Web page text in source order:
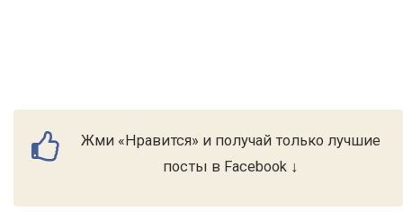
Жми «Нравится» и получай только лучшие
посты в Facebook ↓